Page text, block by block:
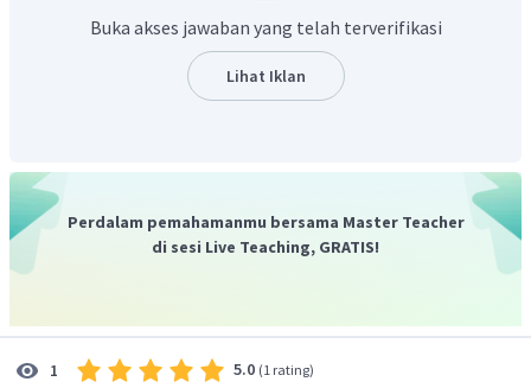
Jadi, diperoleh .
Buka akses jawaban yang telah terverifikasi
Lihat Iklan
Perdalam pemahamanmu bersama Master Teacher
di sesi Live Teaching, GRATIS!
1 5.0 (1 rating)